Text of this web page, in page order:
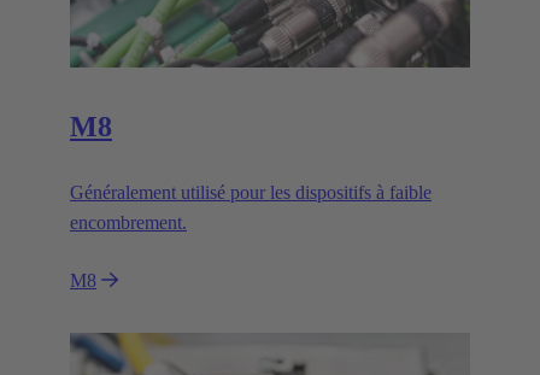
M8
Généralement utilisé pour les dispositifs à faible
encombrement.
M8